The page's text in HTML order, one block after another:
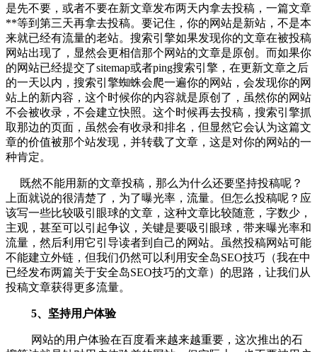
是先不要，或者不要在新文章发布两天内拿去投稿，一篇文章
**等到第三天再拿去投稿。要记住，你的网站是新站，不是本
来就已经有流量的老站。搜索引擎如果发现你的文章在被投稿
网站出现了，显然会更相信那个网站的文章是原创。而如果你
的网站已经提交了sitemap或者ping搜索引擎，在更新文章之后
的一天以内，搜索引擎蜘蛛会爬一遍你的网站，会发现你的网
站上的新内容，这个时候你的内容就是原创了，虽然你的网站
不会被收录，不会建立快照。这个时候再去投稿，搜索引擎抓
取那边的页面，虽然会有收录和排名，但显然它会认为这篇文
章的价值被那个站发现，并转载了文章，这是对你的网站的一
种肯定。
既然不能用新的文章投稿，那么为什么还要坚持投稿呢？
上面就说的很清楚了，为了曝光率，流量。但怎么投稿呢？应
该写一些比较吸引眼球的文章，这种文章比较随意，字数少，
主观，甚至可以引起争议，关键是要吸引眼球，带来曝光率和
流量，然后利用它引导读者到自己的网站。虽然投稿网站可能
不能建立外链，但我们仍然可以利用安全岛SEO技巧（我在中
已经发布两篇关于安全岛SEO技巧的文章）的思路，让我们从
投稿文章获得更多流量。
5、坚持用户体验
网站的用户体验在百度看来越来越重要，这次推出的石